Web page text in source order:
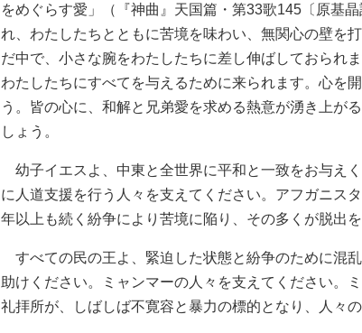
をめぐらす愛」（『神曲』天国篇・第33歌145〔原基
れ、わたしたちとともに苦境を味わい、無関心の壁を
だ中で、小さな腕をわたしたちに差し伸ばしておられ
わたしたちにすべてを与えるために来られます。心を
う。皆の心に、和解と兄弟愛を求める熱意が湧き上が
しょう。
幼子イエスよ、中東と全世界に平和と一致をお与え
に人道支援を行う人々を支えてください。アフガニス
年以上も続く紛争により苦境に陥り、その多くが脱出
すべての民の王よ、緊迫した状態と紛争のために混
助けください。ミャンマーの人々を支えてください。
礼拝所が、しばしば不寛容と暴力の標的となり、人々